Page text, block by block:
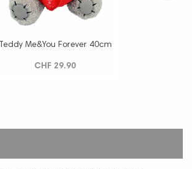
Teddy Me&You Forever 40cm
CHF 29.90